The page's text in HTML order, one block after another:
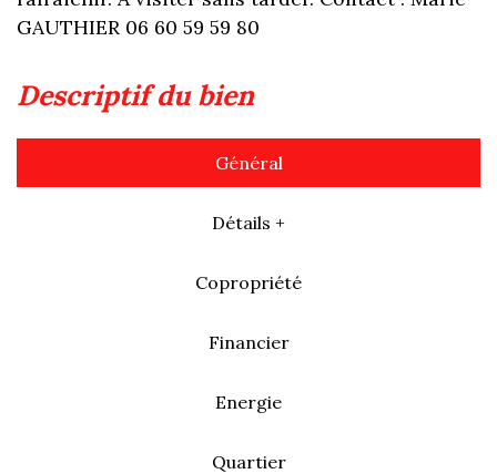
GAUTHIER 06 60 59 59 80
descriptif du bien
Général
Détails +
Copropriété
Financier
Energie
Quartier